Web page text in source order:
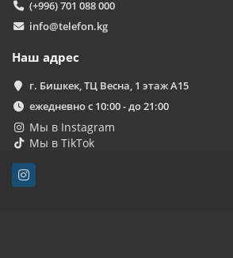
(+996) 701 088 000
info@telefon.kg
Наш адрес
г. Бишкек, ТЦ Весна, 1 этаж А15
ежедневно с 10:00 - до 21:00
Мы в Instagram
Мы в TikTok